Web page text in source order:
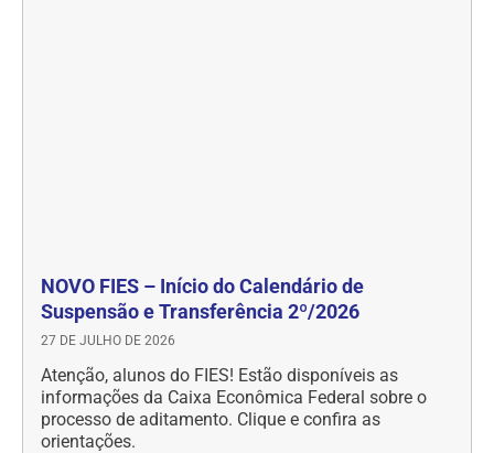
NOVO FIES – Início do Calendário de
Suspensão e Transferência 2º/2026
27 DE JULHO DE 2026
Atenção, alunos do FIES! Estão disponíveis as
informações da Caixa Econômica Federal sobre o
processo de aditamento. Clique e confira as
orientações.